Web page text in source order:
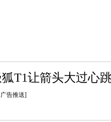
T1让箭头大过心
告推送]